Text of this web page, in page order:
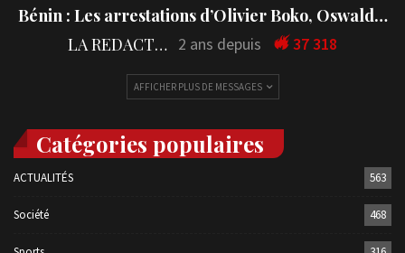
Bénin : Les arrestations d’Olivier Boko, Oswald…
LA REDACTION 2 ans depuis 37 318
AFFICHER PLUS DE MESSAGES
Catégories populaires
ACTUALITÉS 563
Société 468